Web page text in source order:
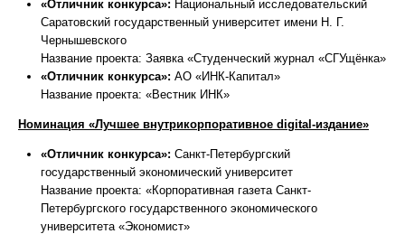
«Отличник конкурса»: Национальный исследовательский
Саратовский государственный университет имени Н. Г.
Чернышевского
Название проекта: Заявка «Студенческий журнал «СГУщёнка»
«Отличник конкурса»: АО «ИНК-Капитал»
Название проекта: «Вестник ИНК»
Номинация «Лучшее внутрикорпоративное digital-издание»
«Отличник конкурса»: Санкт-Петербургский
государственный экономический университет
Название проекта: «Корпоративная газета Санкт-
Петербургского государственного экономического
университета «Экономист»